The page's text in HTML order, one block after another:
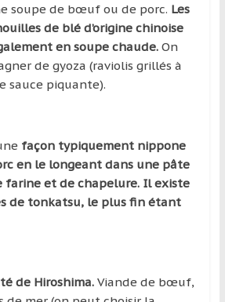
soupe de bœuf ou de porc. Les
de blé d’origine chinoise
en soupe chaude. On
de gyoza (raviolis grillés à
sauce piquante).
façon typiquement nippone
en le longeant dans une pâte
farine et de chapelure. Il existe
de tonkatsu, le plus fin étant
de Hiroshima.Viande de bœuf,